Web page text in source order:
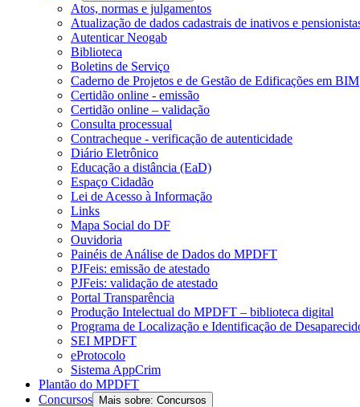
Atos, normas e julgamentos
Atualização de dados cadastrais de inativos e
Autenticar Neogab
Biblioteca
Boletins de Serviço
Caderno de Projetos e de Gestão de Edificações em BIM
Certidão online - emissão
Certidão online – validação
Consulta processual
Contracheque - verificação de autenticidade
Diário Eletrônico
Educação a distância (EaD)
Espaço Cidadão
Lei de Acesso à Informação
Links
Mapa Social do DF
Ouvidoria
Painéis de Análise de Dados do MPDFT
PJFeis: emissão de atestado
PJFeis: validação de atestado
Portal Transparência
Produção Intelectual do MPDFT – biblioteca digital
Programa de Localização e Identificação de
SEI MPDFT
eProtocolo
Sistema AppCrim
Plantão do MPDFT
Concursos
Mais sobre: Concursos